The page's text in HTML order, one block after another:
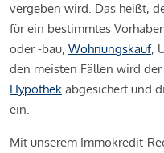
vergeben wird. Das heißt,
für ein bestimmtes
oder -bau, Wohnungskauf,
den meisten Fällen wird
Hypothek abgesichert und
ein.
Mit unserem Immokredit-